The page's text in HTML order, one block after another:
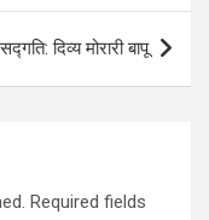
दिव्‍य मोरारी बापू
Required fields